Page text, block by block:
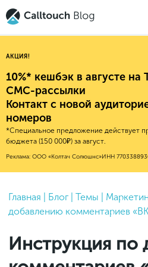
Авторитейл
Финансы
Е-коммерс
Недвижимость
HoReCa
Бьюти
Услуги
2025
2024
2022
2021
2020
Новые продукты
Обновления
Обучение работы с
Calltouch
Индекс здоровья
Mental Health
Привлечение
Аналитика
Финансы и
Callday
MeetUp
АКЦИЯ!
10%* кешбэк в августе на
СМС-рассылки
Контакт с новой
номеров
*Специальное предложение действует
бюджета (150 000₽) за август.
Реклама: ООО «Колтач Солюшнс»ИНН
Главная Блог Темы
добавлению комментариев
Инструкция по